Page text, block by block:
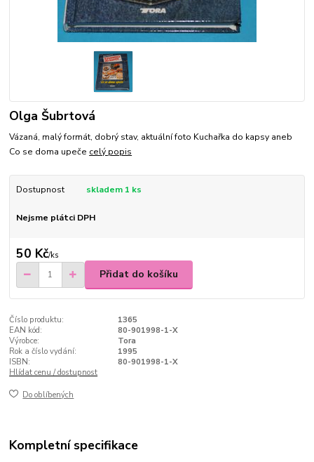
Olga Šubrtová
Vázaná, malý formát, dobrý stav, aktuální foto Kuchařka do kapsy aneb
Co se doma upeče celý popis
Dostupnost skladem 1 ks
Nejsme plátci DPH
50 Kč/ks
Přidat do košíku
Číslo produktu:
1365
EAN kód:
80-901998-1-X
Výrobce:
Tora
Rok a číslo vydání:
1995
ISBN:
80-901998-1-X
Hlídat cenu / dostupnost
Do oblíbených
Kompletní specifikace